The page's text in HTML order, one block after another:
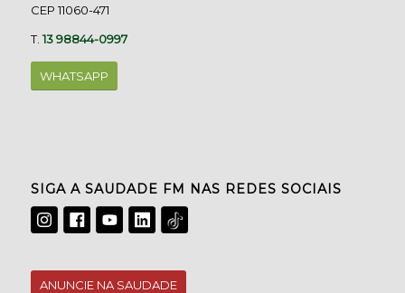
CEP 11060-471
T.13 98844-0997
WHATSAPP
SIGA A SAUDADE FM NAS REDES SOCIAIS
ANUNCIE NA SAUDADE